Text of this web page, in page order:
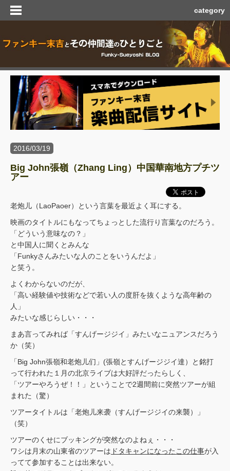
category
2016/03/19
Big John張嶺（Zhang Ling）中国華南地方プチツ
アー
老炮儿（LaoPaoer）という言葉を最近よく耳にする。
映画のタイトルにもなってちょっとした流行り言葉なのだろう。
「どういう意味なの？」
と中国人に聞くとみんな
「Funkyさんみたいな人のことをいうんだよ」
と笑う。
よくわからないのだが、
「高い経験値や技術などで若い人の度肝を抜くような高年齢の
人」
みたいな感じらしい・・・
まあ言ってみれば「すんげージジイ」みたいなニュアンスだろう
か（笑）
「Big John張嶺和老炮儿们」(張嶺とすんげージジイ達）と銘打
って行われた１月の北京ライブは大好評だったらしく、
「ツアーやろうぜ！！」ということで2週間前に突然ツアーが組
まれた（驚）
ツアータイトルは「老炮儿来袭（すんげージジイの来襲）」
（笑）
ツアーのくせにブッキングが突然なのよねぇ・・・
ワシは月末の山東省のツアーは ドタキャンになったこの仕事が入
ってて参加することは出来ない。